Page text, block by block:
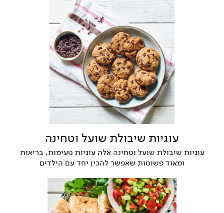
עוגיות שיבולת שועל וטחינה
עוגיות שיבולת שועל וטחינה אלה עוגיות טעימות, בריאות
ומאוד פשוטות שאפשר להכין יחד עם הילדים